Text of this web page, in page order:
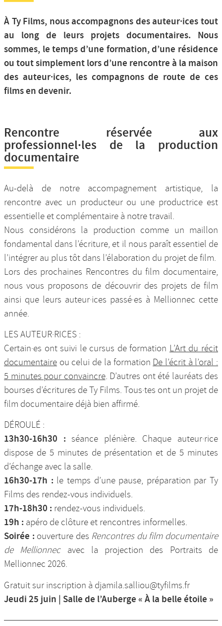
À Ty Films, nous accompagnons des auteur·ices tout
au long de leurs projets documentaires. Nous
sommes, le temps d’une formation, d’une résidence
ou tout simplement lors d’une rencontre à la maison
des auteur·ices, les compagnons de route de ces
films en devenir.
Rencontre réservée aux
professionnel·les de la production
documentaire
Au-delà de notre accompagnement artistique, la
rencontre avec un producteur ou une productrice est
essentielle et complémentaire à notre travail.
Nous considérons la production comme un maillon
fondamental dans l’écriture, et il nous paraît essentiel de
l’intégrer au plus tôt dans l’élaboration du projet de film.
Lors des prochaines Rencontres du film documentaire,
nous vous proposons de découvrir des projets de film
ainsi que leurs auteur·ices passé·es à Mellionnec cette
année.
LES AUTEUR·RICES :
Certain·es ont suivi le cursus de formation L’Art du récit
documentaire ou celui de la formation De l’écrit à l’oral :
5 minutes pour convaincre. D’autres ont été lauréats des
bourses d’écritures de Ty Films. Tous·tes ont un projet de
film documentaire déjà bien affirmé.
DÉROULÉ :
13h30-16h30 : séance plénière. Chaque auteur·rice
dispose de 5 minutes de présentation et de 5 minutes
d’échange avec la salle.
16h30-17h : le temps d’une pause, préparation par Ty
Films des rendez-vous individuels.
17h-18h30 : rendez-vous individuels.
19h : apéro de clôture et rencontres informelles.
Soirée : ouverture des Rencontres du film documentaire
de Mellionnecavec la projection des Portraits de
Mellionnec 2026.
Gratuit sur inscription à djamila.salliou@tyfilms.fr
Jeudi 25 juin | Salle de l’Auberge « À la belle étoile »